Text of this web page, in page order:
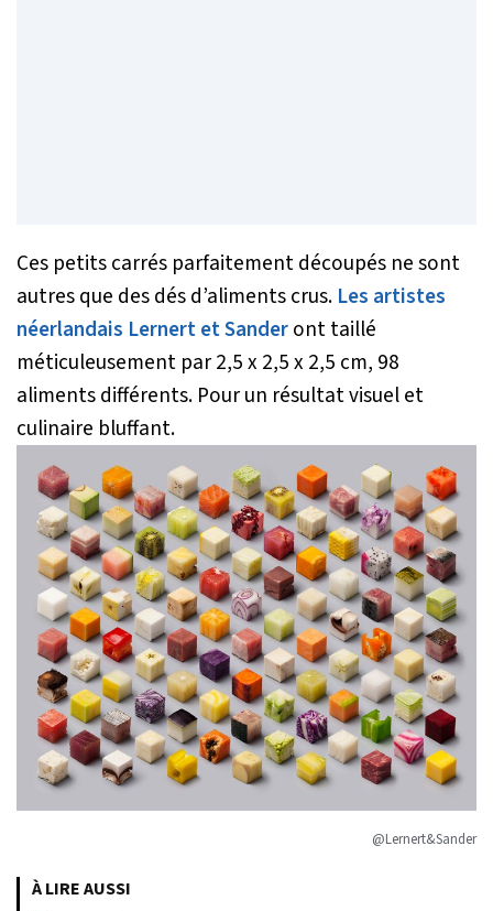
Ces petits carrés parfaitement découpés ne sont
autres que des dés d’aliments crus. Les artistes
néerlandais Lernert et Sanderont taillé
méticuleusement par 2,5 x 2,5 x 2,5 cm, 98
aliments différents. Pour un résultat visuel et
culinaire bluffant.
@Lernert&Sander
À LIRE AUSSI